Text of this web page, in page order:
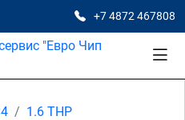
+7 4872 467808
1.6 THP